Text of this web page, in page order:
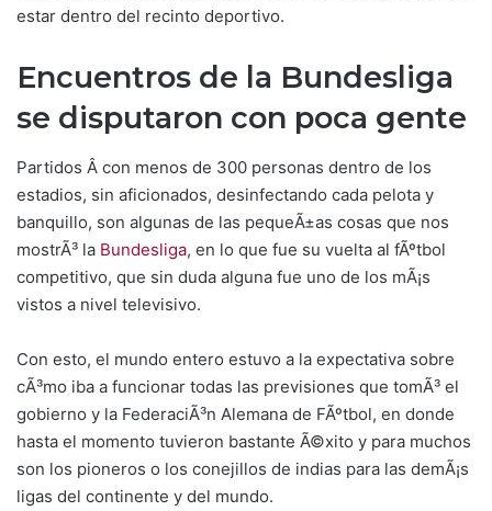
estar dentro del recinto deportivo.
Encuentros de la Bundesliga
se disputaron con poca gente
Partidos Â con menos de 300 personas dentro de los
estadios, sin aficionados, desinfectando cada pelota y
banquillo, son algunas de las pequeÃ±as cosas que nos
mostrÃ³ la Bundesliga, en lo que fue su vuelta al fÃºtbol
competitivo, que sin duda alguna fue uno de los mÃ¡s
vistos a nivel televisivo.
Con esto, el mundo entero estuvo a la expectativa sobre
cÃ³mo iba a funcionar todas las previsiones que tomÃ³ el
gobierno y la FederaciÃ³n Alemana de FÃºtbol, en donde
hasta el momento tuvieron bastante Ã©xito y para muchos
son los pioneros o los conejillos de indias para las demÃ¡s
ligas del continente y del mundo.